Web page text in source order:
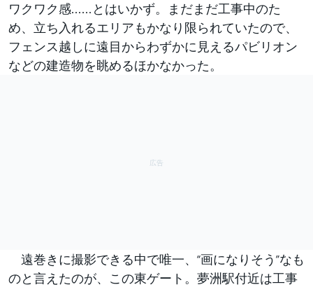
ワクワク感……とはいかず。まだまだ工事中のた
め、立ち入れるエリアもかなり限られていたので、
フェンス越しに遠目からわずかに見えるパビリオン
などの建造物を眺めるほかなかった。
遠巻きに撮影できる中で唯一、“画になりそう”なも
のと言えたのが、この東ゲート。夢洲駅付近は工事